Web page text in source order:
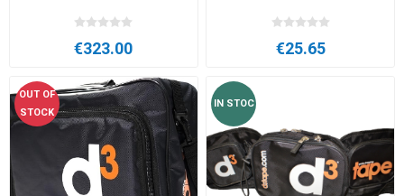
€323.00 €25.65
OUT OF
STOCK
IN STOC